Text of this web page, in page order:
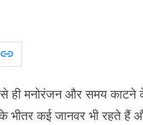
ही मनोरंजन और समय काटने
भीतर कई जानवर भी रहते हैं